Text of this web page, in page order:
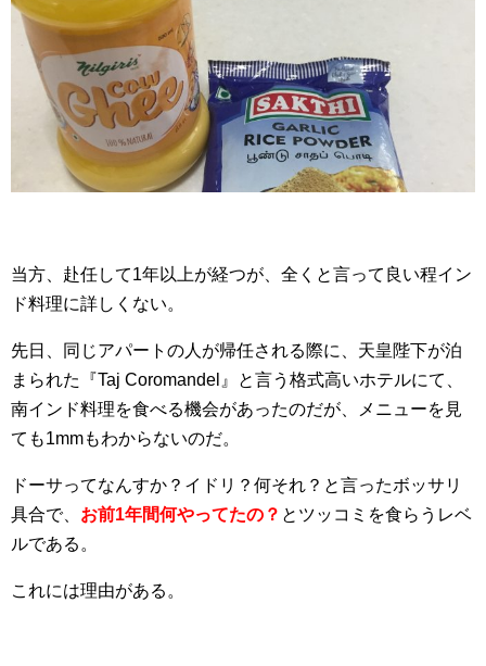
当方、赴任して1年以上が経つが、全くと言って良い程イン
ド料理に詳しくない。
先日、同じアパートの人が帰任される際に、天皇陛下が泊
まられた『Taj Coromandel』と言う格式高いホテルにて、
南インド料理を食べる機会があったのだが、メニューを見
ても1mmもわからないのだ。
ドーサってなんすか？イドリ？何それ？と言ったボッサリ
具合で、 お前1年間何やってたの？ とツッコミを食らうレベ
ルである。
これには理由がある。